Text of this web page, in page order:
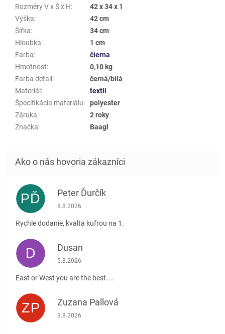
Rozměry V x Š x H:
42 x 34 x 1
Výška:
42 cm
Šířka:
34 cm
Hloubka:
1 cm
Farba:
čierna
Hmotnost:
0,10 kg
Farba detail :
černá/bílá
Materiál :
textil
Špecifikácia materiálu:
polyester
Záruka:
2 roky
Značka: Baagl
PĎ Peter Ďurčík
Hodnotenie obchodu je 5 z 5 hviezdičiek.
8.8.2026
Rychle dodanie, kvalta kufrou na 1.
D Dusan
Hodnotenie obchodu je 5 z 5 hviezdičiek.
5.8.2026
East or West you are the best....
ZP Zuzana Pallová
Hodnotenie obchodu je 5 z 5 hviezdičiek.
3.8.2026